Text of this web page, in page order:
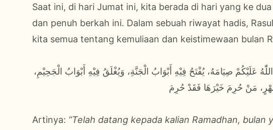
Saat ini, di hari Jumat ini, kita berada di hari yang ke
dan penuh berkah ini. Dalam sebuah riwayat hadis,
kita semua tentang kemuliaan dan keistimewaan bulan
صِيَامَهُ، يُفْتَحُ فِيْهِ أَبْوَابُ الْجَنَّةِ، وَيُغْلَقُ فِيْهِ أَبْوَابُ الْجَحِيْمِ،
مَنْ حُرِمَ خَيْرَهَا فَقَدْ حُرِمَ
Artinya: “Telah datang kepada kalian Ramadhan, bulan